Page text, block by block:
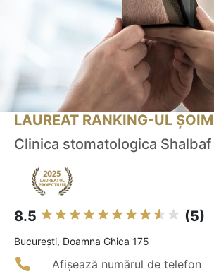
LAUREAT RANKING-UL
Clinica stomatologica Shalbaf
8.5 (5)
Bucureşti, Doamna Ghica 175
Afișează numărul de telefon